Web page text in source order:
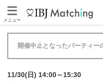
メニュー
開催中止となったパーティー
11/30(日) 14:00～15:30